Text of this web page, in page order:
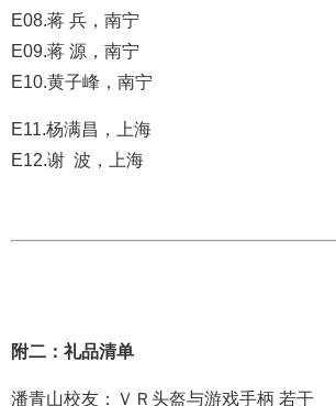
E08.蒋 兵，南宁
E09.蒋 源，南宁
E10.黄子峰，南宁
E11.杨满昌，上海
E12.谢 波，上海
附二：礼品清单
潘青山校友：ＶＲ头盔与游戏手柄 若干